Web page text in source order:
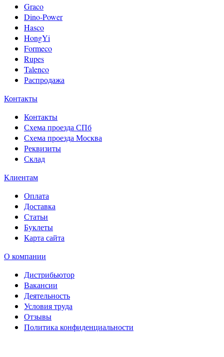
Graco
Dino-Power
Hasco
HongYi
Formeco
Rupes
Talenco
Распродажа
Контакты
Контакты
Схема проезда СПб
Схема проезда Москва
Реквизиты
Склад
Клиентам
Оплата
Доставка
Статьи
Буклеты
Карта сайта
О компании
Дистрибьютор
Вакансии
Деятельность
Условия труда
Отзывы
Политика конфиденциальности